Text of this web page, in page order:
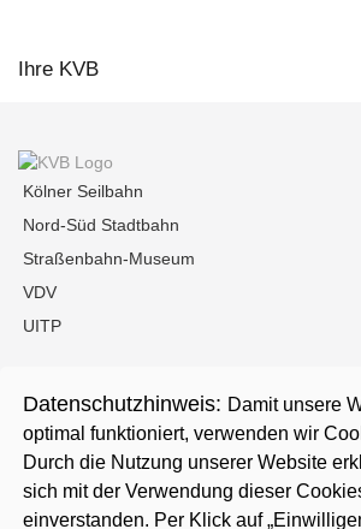
Datenschutzhinweis: Damit unsere
optimal funktioniert, verwenden wir
Durch die Nutzung unserer Website
sich mit der Verwendung dieser
einverstanden. Per Klick auf
Ihre KVB
Kölner Seilbahn
Nord-Süd Stadtbahn
Straßenbahn-Museum
VDV
UITP
Kontakt
Presse